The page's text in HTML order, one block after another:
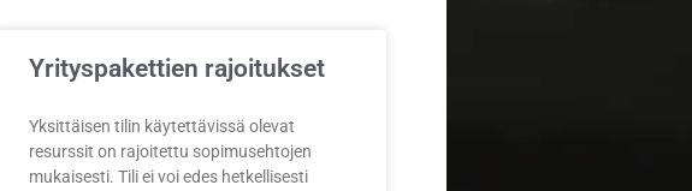
Yrityspakettien rajoitukset
Yksittäisen tilin käytettävissä olevat
resurssit on rajoitettu sopimusehtojen
mukaisesti. Tili ei voi edes hetkellisesti